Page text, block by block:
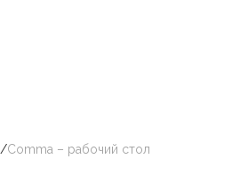
/Comma – рабочий стол